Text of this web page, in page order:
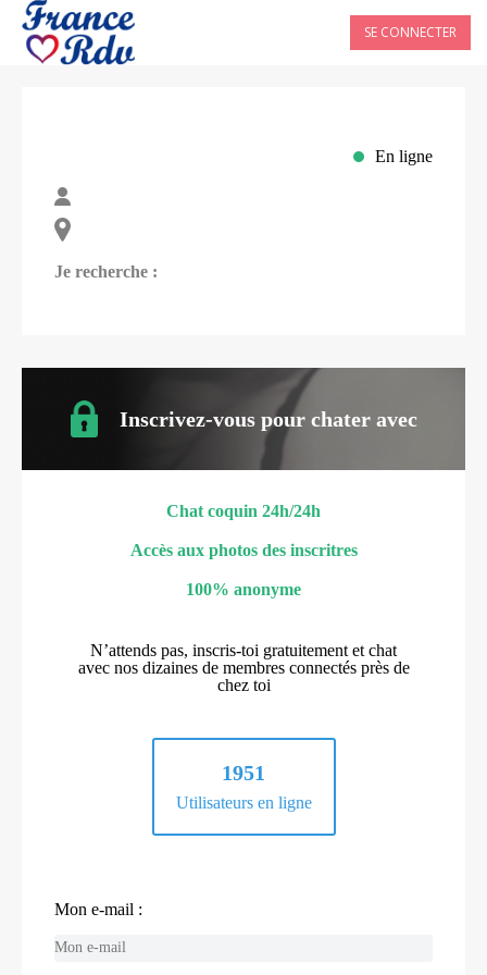
SE CONNECTER
En ligne
Je recherche :
Inscrivez-vous pour chater avec
Chat coquin 24h/24h
Accès aux photos des inscritres
100% anonyme
N’attends pas, inscris-toi gratuitement et chat
avec nos dizaines de membres connectés près de
chez toi
1951
Utilisateurs en ligne
Mon e-mail :